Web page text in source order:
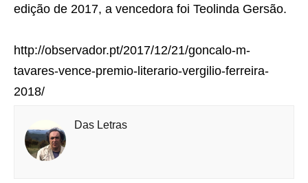
edição de 2017, a vencedora foi Teolinda Gersão.
http://observador.pt/2017/12/21/goncalo-m-
tavares-vence-premio-literario-vergilio-ferreira-
2018/
Das Letras